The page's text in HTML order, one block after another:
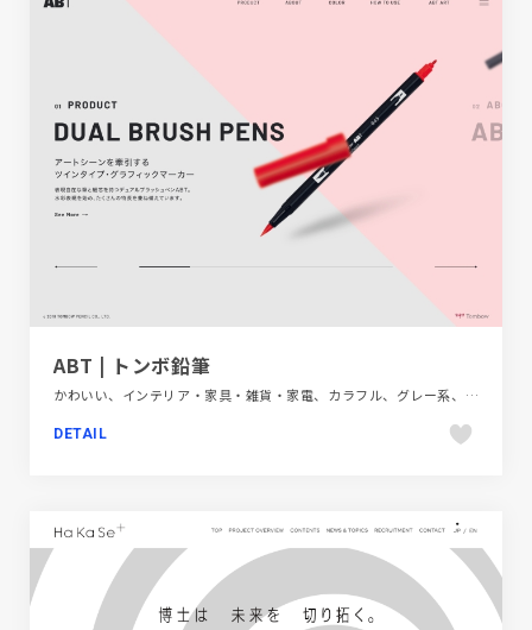
ABT | トンボ鉛筆
かわいい、インテリア・家具・雑貨・家電、カラフル、グレー系、スクロールエフェクト、ダイナミック、ピンク系、ブランド・サービスサイト、ホワイト系、ポップ、モーション多め、レッド系、商品紹介、大きめ写真
DETAIL